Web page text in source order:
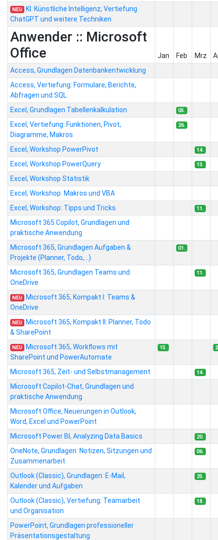
NEU KI: Künstliche Intelligenz, Vertiefung
ChatGPT und weitere Techniken
Anwender :: Microsoft
Office
Jan Feb Mrz
Access, Grundlagen Datenbankentwicklung
Access, Vertiefung: Formulare, Berichte,
Abfragen und SQL
Excel, Grundlagen Tabellenkalkulation
05.
Excel, Vertiefung: Funktionen, Pivot,
Diagramme, Makros
26.
Excel, Workshop PowerPivot 14.
Excel, Workshop PowerQuery 13.
Excel, Workshop Statistik
Excel, Workshop: Makros und VBA
Excel, Workshop: Tipps und Tricks
11.
Microsoft 365 Copilot, Grundlagen und
praktische Anwendung
Microsoft 365, Grundlagen Aufgaben &
Projekte (Planner, Todo,...)
01.
Microsoft 365, Grundlagen Teams und
OneDrive
11.
NEU Microsoft 365, Kompakt I: Teams &
OneDrive
NEU Microsoft 365, Kompakt II: Planner, Todo
& SharePoint
NEU Microsoft 365, Workflows mit
SharePoint und PowerAutomate
15.
Microsoft 365, Zeit- und Selbstmanagement 14.
Microsoft Copilot-Chat, Grundlagen und
praktische Anwendung
Microsoft Office, Neuerungen in Outlook,
Word, Excel und PowerPoint
Microsoft Power BI, Analyzing Data Basics
20.
OneNote, Grundlagen: Notizen, Sitzungen und
Zusammenarbeit
06.
Outlook (Classic), Grundlagen: E-Mail,
Kalender und Aufgaben
25.
Outlook (Classic), Vertiefung: Teamarbeit
und Organisation
18.
PowerPoint, Grundlagen professioneller
Präsentationsgestaltung